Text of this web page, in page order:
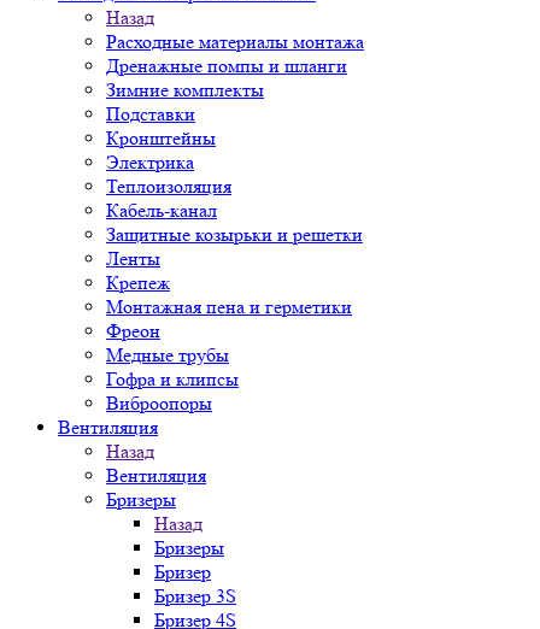
Назад
Расходные материалы монтажа
Дренажные помпы и шланги
Зимние комплекты
Подставки
Кронштейны
Электрика
Теплоизоляция
Кабель-канал
Защитные козырьки и решетки
Ленты
Крепеж
Монтажная пена и герметики
Фреон
Медные трубы
Гофра и клипсы
Виброопоры
Вентиляция
Назад
Вентиляция
Бризеры
Назад
Бризеры
Бризер
Бризер 3S
Бризер 4S